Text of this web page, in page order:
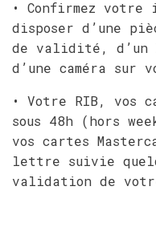
• Confirmez
disposer d’une
de validité,
d’une caméra sur
• Votre RIB, vos
sous 48h (hors
vos cartes
lettre suivie
validation de